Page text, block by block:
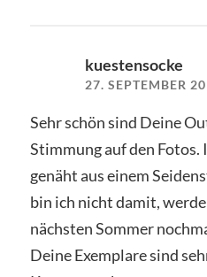
kuestensocke
27. SEPTEMBER
Sehr schön sind Deine
Stimmung auf den Fotos.
genäht aus einem
bin ich nicht damit,
nächsten Sommer
Deine Exemplare sind